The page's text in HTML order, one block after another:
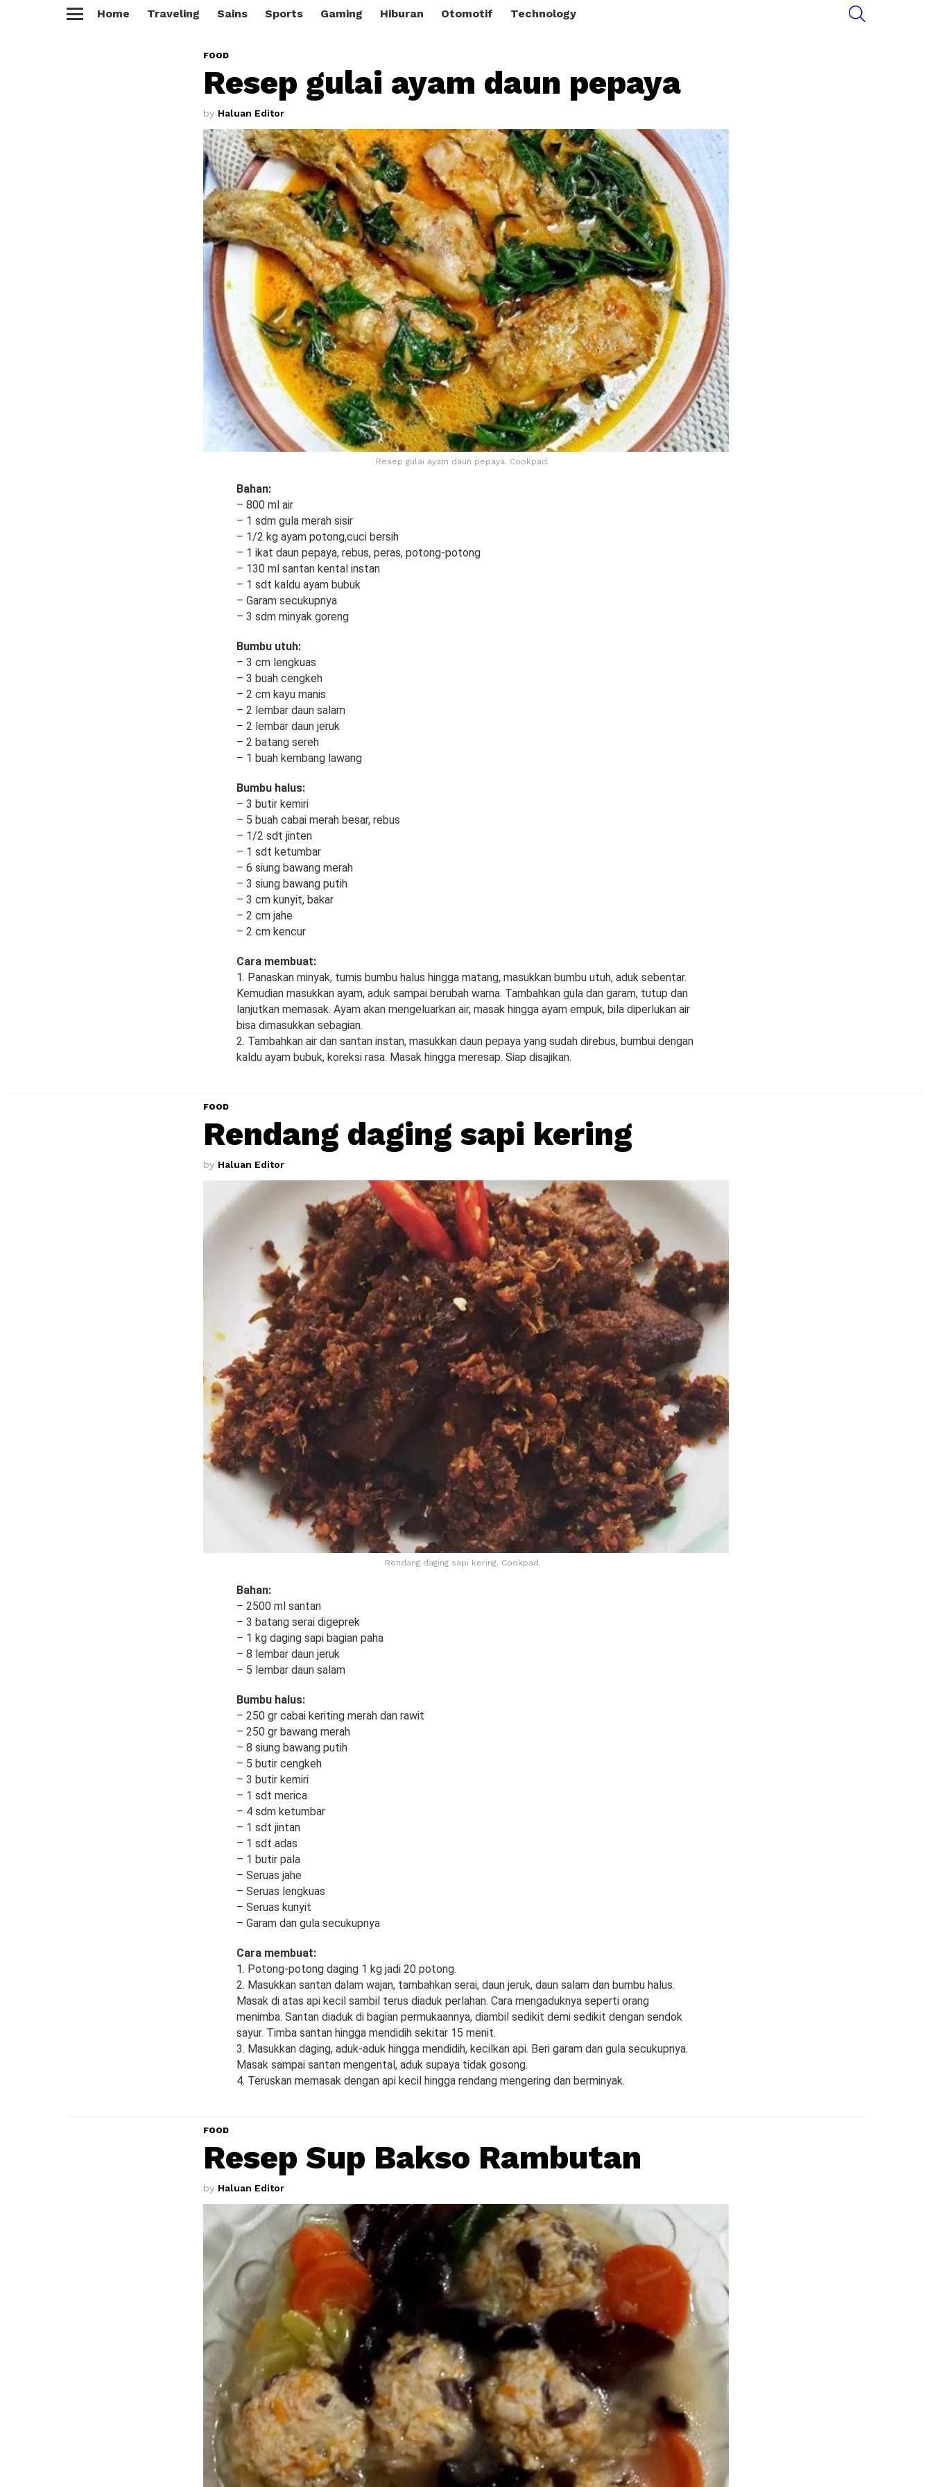
Home Traveling Sains Sports Gaming Hiburan Otomotif Technology
FOOD
Resep gulai ayam daun pepaya
by Haluan Editor
Resep gulai ayam daun pepaya. Cookpad.
Bahan:
– 800 ml air
– 1 sdm gula merah sisir
– 1/2 kg ayam potong,cuci bersih
– 1 ikat daun pepaya, rebus, peras, potong-potong
– 130 ml santan kental instan
– 1 sdt kaldu ayam bubuk
– Garam secukupnya
– 3 sdm minyak goreng
Bumbu utuh:
– 3 cm lengkuas
– 3 buah cengkeh
– 2 cm kayu manis
– 2 lembar daun salam
– 2 lembar daun jeruk
– 2 batang sereh
– 1 buah kembang lawang
Bumbu halus:
– 3 butir kemiri
– 5 buah cabai merah besar, rebus
– 1/2 sdt jinten
– 1 sdt ketumbar
– 6 siung bawang merah
– 3 siung bawang putih
– 3 cm kunyit, bakar
– 2 cm jahe
– 2 cm kencur
Cara membuat:
1. Panaskan minyak, tumis bumbu halus hingga matang, masukkan bumbu utuh, aduk sebentar.
Kemudian masukkan ayam, aduk sampai berubah warna. Tambahkan gula dan garam, tutup dan
lanjutkan memasak. Ayam akan mengeluarkan air, masak hingga ayam empuk, bila diperlukan air
bisa dimasukkan sebagian.
2. Tambahkan air dan santan instan, masukkan daun pepaya yang sudah direbus, bumbui dengan
kaldu ayam bubuk, koreksi rasa. Masak hingga meresap. Siap disajikan.
FOOD
Rendang daging sapi kering
by Haluan Editor
Rendang daging sapi kering. Cookpad.
Bahan:
– 2500 ml santan
– 3 batang serai digeprek
– 1 kg daging sapi bagian paha
– 8 lembar daun jeruk
– 5 lembar daun salam
Bumbu halus:
– 250 gr cabai keriting merah dan rawit
– 250 gr bawang merah
– 8 siung bawang putih
– 5 butir cengkeh
– 3 butir kemiri
– 1 sdt merica
– 4 sdm ketumbar
– 1 sdt jintan
– 1 sdt adas
– 1 butir pala
– Seruas jahe
– Seruas lengkuas
– Seruas kunyit
– Garam dan gula secukupnya
Cara membuat:
1. Potong-potong daging 1 kg jadi 20 potong.
2. Masukkan santan dalam wajan, tambahkan serai, daun jeruk, daun salam dan bumbu halus.
Masak di atas api kecil sambil terus diaduk perlahan. Cara mengaduknya seperti orang
menimba. Santan diaduk di bagian permukaannya, diambil sedikit demi sedikit dengan sendok
sayur. Timba santan hingga mendidih sekitar 15 menit.
3. Masukkan daging, aduk-aduk hingga mendidih, kecilkan api. Beri garam dan gula secukupnya.
Masak sampai santan mengental, aduk supaya tidak gosong.
4. Teruskan memasak dengan api kecil hingga rendang mengering dan berminyak.
FOOD
Resep Sup Bakso Rambutan
by Haluan Editor